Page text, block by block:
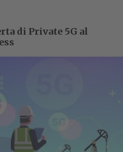
di Private 5G al